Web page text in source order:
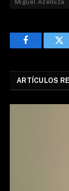
Miguel Azenuza
Facebook
ARTÍCULOS